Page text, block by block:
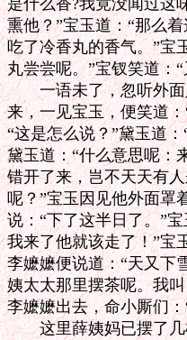
是什么香?我竟没闻过这
熏他？”宝玉道：“那么
吃了冷香丸的香气。”宝
丸尝尝呢。”宝钗笑道：
一语未了，忽听外面人
来，一见宝玉，便笑道
“这是怎么说？”黛玉道
黛玉道：“什么意思呢：
错开了来，岂不天天有
呢？”宝玉因见他外面罩
说：“下了这半日了。”
我来了他就该走了！”宝
李嬷嬷便说道：“天又下
姨太太那里摆茶呢。我
李嬷嬷出去，命小厮们
这里薛姨妈已摆了几样